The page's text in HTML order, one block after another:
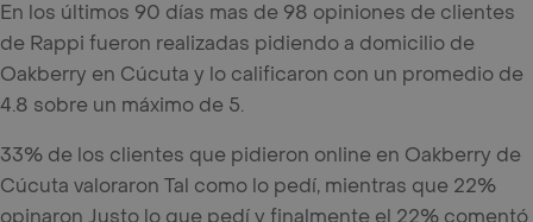
En los últimos 90 días mas de 98 opiniones de clientes
de Rappi fueron realizadas pidiendo a domicilio de
Oakberry en Cúcuta y lo calificaron con un promedio de
4.8 sobre un máximo de 5.
33% de los clientes que pidieron online en Oakberry de
Cúcuta valoraron Tal como lo pedí, mientras que 22%
opinaron Justo lo que pedí y finalmente el 22% comentó